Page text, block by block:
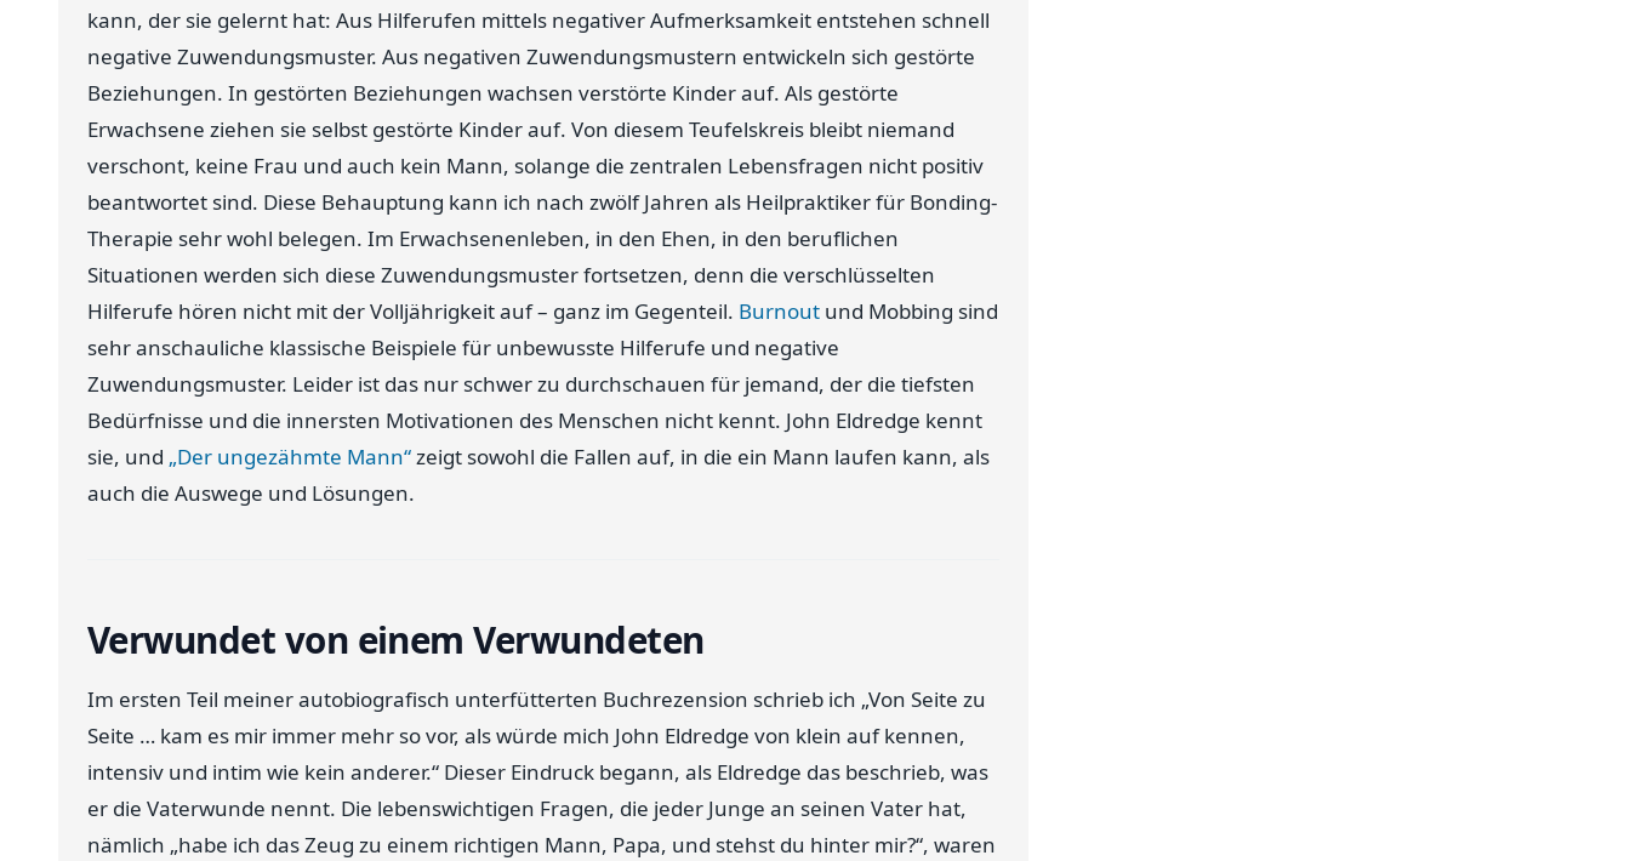
kann, der sie gelernt hat: Aus Hilferufen mittels negativer Aufmerksamkeit entstehen schnell
negative Zuwendungsmuster. Aus negativen Zuwendungsmustern entwickeln sich gestörte
Beziehungen. In gestörten Beziehungen wachsen verstörte Kinder auf. Als gestörte
Erwachsene ziehen sie selbst gestörte Kinder auf. Von diesem Teufelskreis bleibt niemand
verschont, keine Frau und auch kein Mann, solange die zentralen Lebensfragen nicht positiv
beantwortet sind. Diese Behauptung kann ich nach zwölf Jahren als Heilpraktiker für Bonding-
Therapie sehr wohl belegen. Im Erwachsenenleben, in den Ehen, in den beruflichen
Situationen werden sich diese Zuwendungsmuster fortsetzen, denn die verschlüsselten
Hilferufe hören nicht mit der Volljährigkeit auf – ganz im Gegenteil. Burnout und Mobbing sind
sehr anschauliche klassische Beispiele für unbewusste Hilferufe und negative
Zuwendungsmuster. Leider ist das nur schwer zu durchschauen für jemand, der die tiefsten
Bedürfnisse und die innersten Motivationen des Menschen nicht kennt. John Eldredge kennt
sie, und „Der ungezähmte Mann“zeigt sowohl die Fallen auf, in die ein Mann laufen kann, als
auch die Auswege und Lösungen.
Verwundet von einem Verwundeten
Im ersten Teil meiner autobiografisch unterfütterten Buchrezension schrieb ich „Von Seite zu
Seite … kam es mir immer mehr so vor, als würde mich John Eldredge von klein auf kennen,
intensiv und intim wie kein anderer.“ Dieser Eindruck begann, als Eldredge das beschrieb, was
er die Vaterwunde nennt. Die lebenswichtigen Fragen, die jeder Junge an seinen Vater hat,
nämlich „habe ich das Zeug zu einem richtigen Mann, Papa, und stehst du hinter mir?“, waren